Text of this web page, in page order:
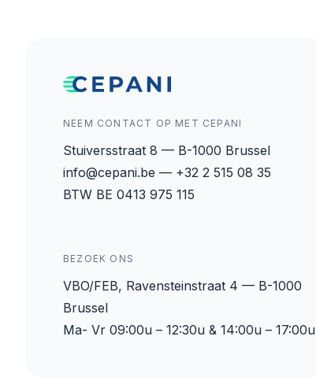
NEEM CONTACT OP MET CEPANI
Stuiversstraat 8 — B-1000 Brussel
info@cepani.be — +32 2 515 08 35
BTW BE 0413 975 115
BEZOEK ONS
VBO/FEB, Ravensteinstraat 4 — B-1000
Brussel
Ma- Vr 09:00u – 12:30u & 14:00u – 17:00u